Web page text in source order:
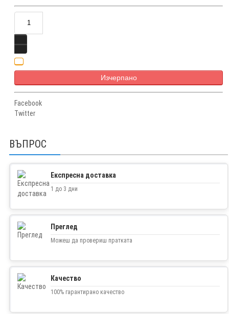
Изчерпано
Facebook
Twitter
ВЪПРОС
Експресна доставка
1 до 3 дни
Преглед
Можеш да провериш пратката
Качество
100% гарантирано качество